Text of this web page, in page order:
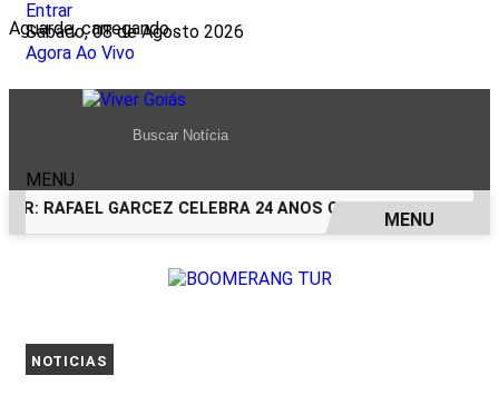
Aguarde, carregando...
Entrar
Sábado, 08 de Agosto 2026
Agora Ao Vivo
MENU
RAFAEL GARCEZ CELEBRA 24 ANOS COM FESTA EM
MENU
NOTICIAS